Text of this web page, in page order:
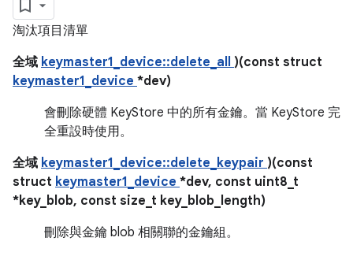
淘汰項目清單
全域 keymaster1_device::delete_all )(const struct
keymaster1_device *dev)
會刪除硬體 KeyStore 中的所有金鑰。當 KeyStore 完
全重設時使用。
全域 keymaster1_device::delete_keypair )(const
struct keymaster1_device *dev, const uint8_t
*key_blob, const size_t key_blob_length)
刪除與金鑰 blob 相關聯的金鑰組。